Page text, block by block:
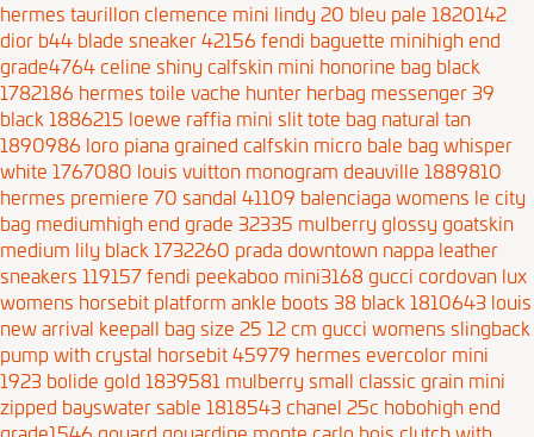
hermes taurillon clemence mini lindy 20 bleu pale 1820142
dior b44 blade sneaker 42156 fendi baguette minihigh end
grade4764 celine shiny calfskin mini honorine bag black
1782186 hermes toile vache hunter herbag messenger 39
black 1886215 loewe raffia mini slit tote bag natural tan
1890986 loro piana grained calfskin micro bale bag whisper
white 1767080 louis vuitton monogram deauville 1889810
hermes premiere 70 sandal 41109 balenciaga womens le city
bag mediumhigh end grade 32335 mulberry glossy goatskin
medium lily black 1732260 prada downtown nappa leather
sneakers 119157fendi peekaboo mini3168 gucci cordovan lux
womens horsebit platform ankle boots 38 black 1810643 louis
new arrival keepall bag size 25 12 cm gucci womens slingback
pump with crystal horsebit 45979 hermes evercolor mini
1923 bolide gold 1839581 mulberry small classic grain mini
zipped bayswater sable 1818543 chanel 25c hobohigh end